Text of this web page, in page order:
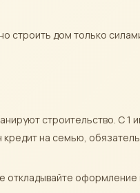
строить дом только
строительство. С 1
кредит на семью,
оформление